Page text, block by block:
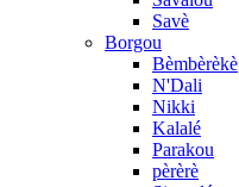
Savè
Borgou
Bèmbèrèkè
N'Dali
Nikki
Kalalé
Parakou
pèrèrè